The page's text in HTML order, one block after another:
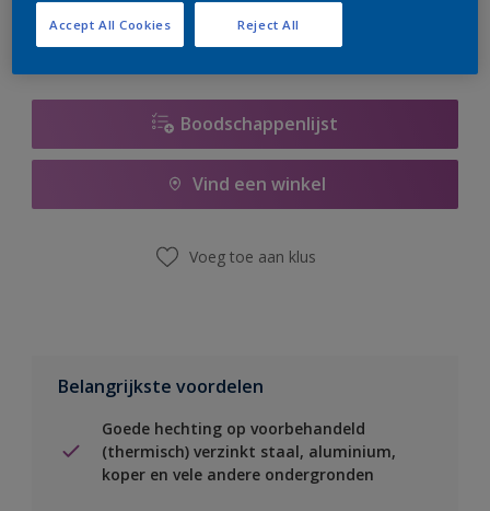
Boodschappenlijst
Vind een winkel
Voeg toe aan klus
Belangrijkste voordelen
Goede hechting op voorbehandeld
(thermisch) verzinkt staal, aluminium,
koper en vele andere ondergronden
Reject All
Accept All Cookies